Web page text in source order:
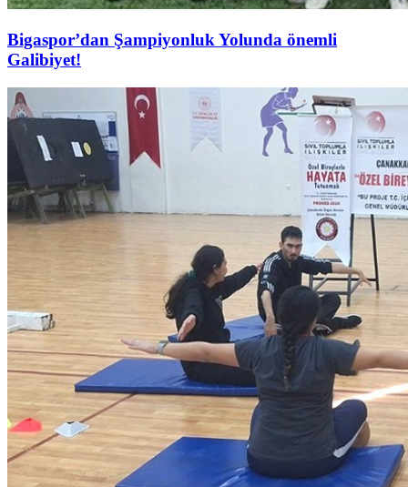
Bigaspor’dan Şampiyonluk Yolunda önemli
Galibiyet!